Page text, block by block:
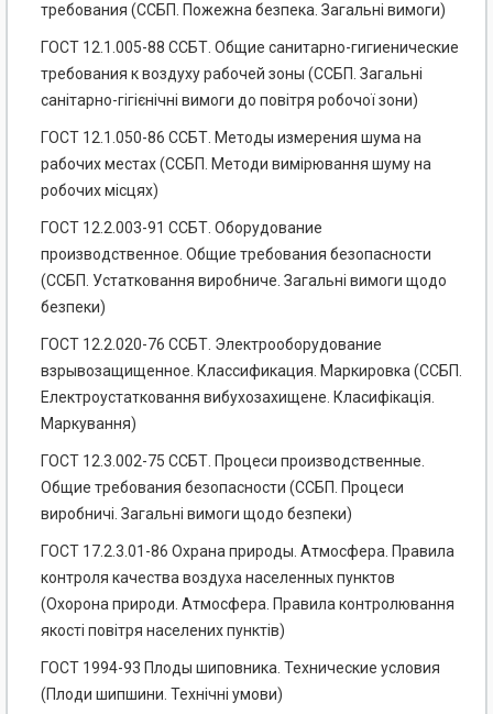
требования (ССБП. Пожежна безпека. Загальні вимоги)
ГОСТ 12.1.005-88 ССБТ. Общие санитарно-гигиенические
требования к воздуху рабочей зоны (ССБП. Загальні
санітарно-гігієнічні вимоги до повітря робочої зони)
ГОСТ 12.1.050-86 ССБТ. Методы измерения шума на
рабочих местах (ССБП. Методи вимірювання шуму на
робочих місцях)
ГОСТ 12.2.003-91 ССБТ. Оборудование
производственное. Общие требования безопасности
(ССБП. Устатковання виробниче. Загальні вимоги щодо
безпеки)
ГОСТ 12.2.020-76 ССБТ. Электрооборудование
взрывозащищенное. Классификация. Маркировка (ССБП.
Електроустатковання вибухозахищене. Класифікація.
Маркування)
ГОСТ 12.3.002-75 ССБТ. Процеси производственные.
Общие требования безопасности (ССБП. Процеси
виробничі. Загальні вимоги щодо безпеки)
ГОСТ 17.2.3.01-86 Охрана природы. Атмосфера. Правила
контроля качества воздуха населенных пунктов
(Охорона природи. Атмосфера. Правила контролювання
якості повітря населених пунктів)
ГОСТ 1994-93 Плоды шиповника. Технические условия
(Плоди шипшини. Технічні умови)